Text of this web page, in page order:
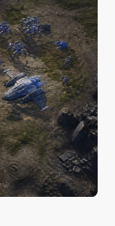
Part III на